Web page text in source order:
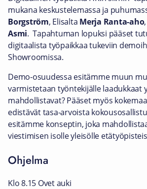
mukana keskustelemassa ja
Borgström, Elisalta Merja Ranta-aho,
Asmi. Tapahtuman lopuksi pääset
digitaalista työpaikkaa tukeviin
Showroomissa.
Demo-osuudessa esitämme muun
varmistetaan työntekijälle laadukkaat
mahdollistavat? Pääset myös
edistävät tasa-arvoista
esitämme konseptin, joka
viestimisen isolle yleisölle
Ohjelma
Klo 8.15 Ovet auki